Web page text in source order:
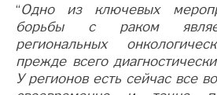
“Одно из ключевых
борьбы с раком
региональных
прежде всего
У регионов есть сейчас все